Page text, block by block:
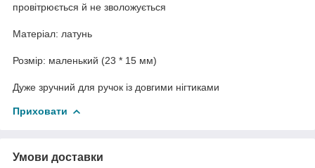
провітрюється й не зволожується
Матеріал: латунь
Розмір: маленький (23 * 15 мм)
Дуже зручний для ручок із довгими нігтиками
Приховати
Умови доставки